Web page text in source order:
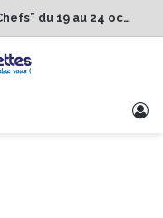
1er Édition de “La Semaine des Chefs” du 19 au 24 octobre 2026